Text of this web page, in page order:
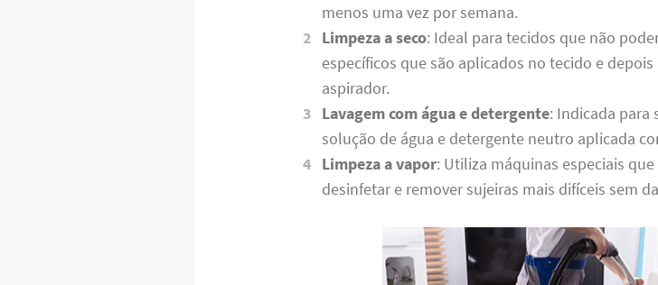
menos uma vez por semana.
Limpeza a seco: Ideal para tecidos que não
específicos que são aplicados no tecido e
aspirador.
Lavagem com água e detergente: Indicada para
solução de água e detergente neutro aplicada
Limpeza a vapor: Utiliza máquinas especiais
desinfetar e remover sujeiras mais difíceis sem